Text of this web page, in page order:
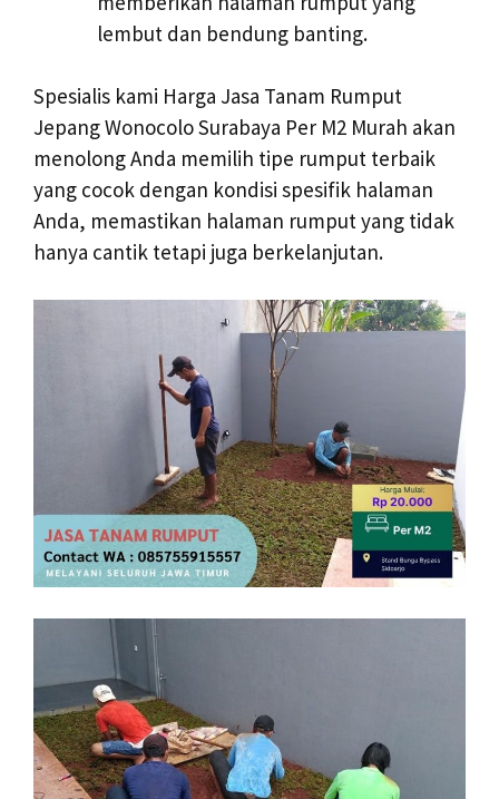
lembut dan bendung banting.
Spesialis kami Harga Jasa Tanam Rumput
Jepang Wonocolo Surabaya Per M2 Murah akan
menolong Anda memilih tipe rumput terbaik
yang cocok dengan kondisi spesifik halaman
Anda, memastikan halaman rumput yang tidak
hanya cantik tetapi juga berkelanjutan.